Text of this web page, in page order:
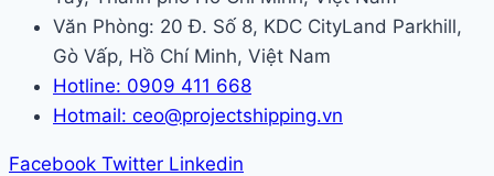
Văn Phòng: 20 Đ. Số 8, KDC CityLand Parkhill,
Gò Vấp, Hồ Chí Minh, Việt Nam
Hotline: 0909 411 668
Hotmail: ceo@projectshipping.vn
Facebook Twitter Linkedin